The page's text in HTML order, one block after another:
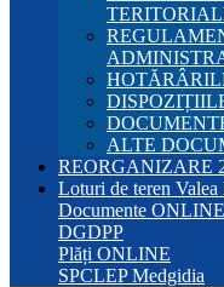
ALTE
REORGANIZARE
Loturi de teren
Documente ONLINE
DGDPP
Plăți ONLINE
SPCLEP Medgidia